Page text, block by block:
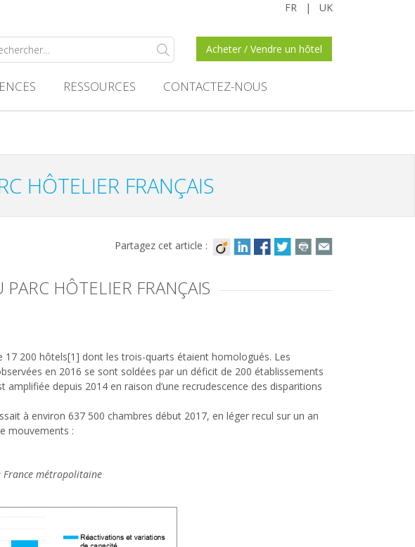
UK
|
FR
Acheter / Vendre un hôtel
:
RESSOURCES CONTACTEZ-NOUS
HÔTELIER FRANÇAIS
Partagez cet article :
HÔTELIER FRANÇAIS
200 hôtels[1] dont les trois-quarts étaient homologués. Les
en 2016 se sont soldées par un déficit de 200 établissements
amplifiée depuis 2014 en raison d’une recrudescence des disparitions
à environ 637 500 chambres début 2017, en léger recul sur un an
mouvements :
France métropolitaine